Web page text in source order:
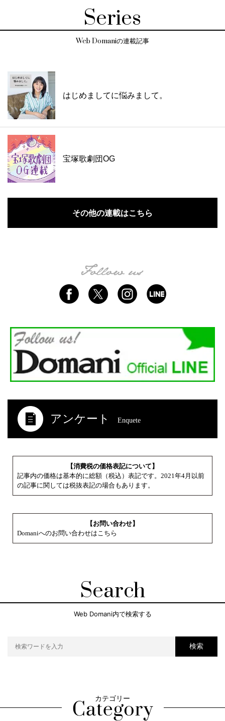
Series
Web Domaniの連載記事
はじめましてに悩みまして。
宝塚歌劇団OG
その他の連載はこちら
アンケート Enquete
【消費税の価格表記について】
記事内の価格は基本的に総額（税込）表記です。2021年4月以前
の記事に関しては税抜表記の場合もあります。
【お問い合わせ】
Domaniへのお問い合わせはこちら
Search
Web Domani内で検索する
検索
カテゴリー